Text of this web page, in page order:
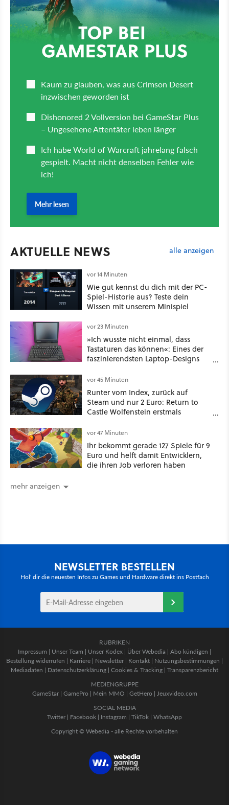
AKTUELLE NEWS alle anzeigen
vor 14 Minuten
Wie gut kennst du dich mit der PC-
Spiel-Historie aus? Teste dein
Wissen mit unserem Minispiel
vor 23 Minuten
»Ich wusste nicht einmal, dass
Tastaturen das können«: Eines der
faszinierendsten Laptop-Designs
vor 45 Minuten
Runter vom Index, zurück auf
Steam und nur 2 Euro: Return to
Castle Wolfenstein erstmals
Markt
vor 47 Minuten
Ihr bekommt gerade 127 Spiele für 9
Euro und helft damit Entwicklern,
die ihren Job verloren haben
mehr anzeigen
NEWSLETTER BESTELLEN
Hol' dir die neuesten Infos zu Games und Hardware direkt ins Postfach
RUBRIKEN
Impressum | Unser Team | Unser Kodex | Über Webedia | Abo kündigen |
Bestellung widerrufen | Karriere | Newsletter | Kontakt | Nutzungsbestimmungen |
Mediadaten | Datenschutzerklärung | Cookies & Tracking | Transparenzbericht
MEDIENGRUPPE
GameStar| GamePro | Mein MMO | GetHero | Jeuxvideo.com
SOCIAL MEDIA
Twitter | Facebook | Instagram | TikTok | WhatsApp
Copyright © Webedia - alle Rechte vorbehalten